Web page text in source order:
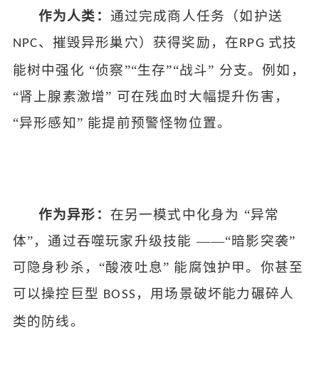
作为人类： 通过完成商人任务（如护送
NPC、摧毁异形巢穴）获得奖励，在RPG 式技
能树中强化 “侦察”“生存”“战斗” 分支。例如，
“肾上腺素激增” 可在残血时大幅提升伤害，
“异形感知” 能提前预警怪物位置。
作为异形： 在另一模式中化身为 “异常
体”，通过吞噬玩家升级技能 ——“暗影突袭”
可隐身秒杀，“酸液吐息” 能腐蚀护甲。你甚至
可以操控巨型 BOSS ，用场景破坏能力碾碎人
类的防线。